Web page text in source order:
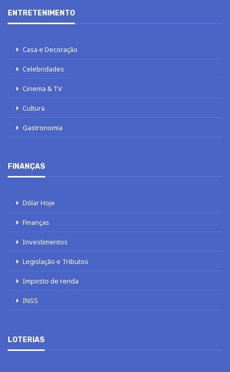
ENTRETENIMENTO
Casa e Decoração
Celebridades
Cinema & TV
Cultura
Gastronomia
FINANÇAS
Dólar Hoje
Finanças
Investimentos
Legislação e Tributos
Imposto de renda
INSS
LOTERIAS